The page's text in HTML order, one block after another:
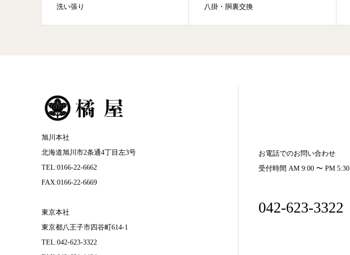
八掛・胴裏交換 生洗い
旭川本社
北海道旭川市2条通4丁目左3号
TEL:0166-22-6662
FAX:0166-22-6669
東京本社
東京都八王子市四谷町614-1
TEL:042-623-3322
お電話でのお問い合わせ
受付時間 AM 9:00 〜 PM 5:30
042-623-3322